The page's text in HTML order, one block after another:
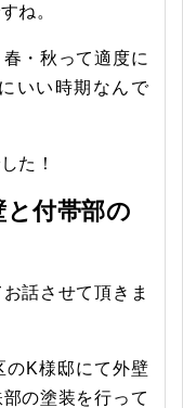
ね。
・秋って適度に
いい時期なんで
た！
付帯部の
話させて頂きま
のK様邸にて外壁
の塗装を行って